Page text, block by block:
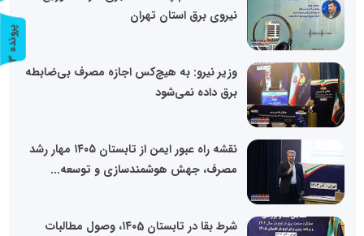
نیروی برق استان تهران
وزیر نیرو: به هیچ‌کس اجازه مصرف بی‌ضابطه
برق داده نمی‌شود
نقشه راه عبور ایمن از تابستان ۱۴۰۵ مهار رشد
مصرف، جهش هوشمندسازی و توسعه...
شرط بقا در تابستان ۱۴۰5، وصول مطالبات
پ
ر
و
ن
د
ه
3